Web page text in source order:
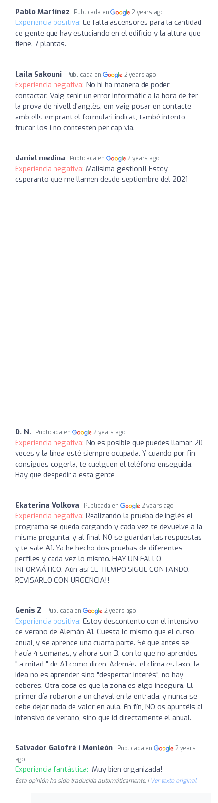
Pablo Martínez Publicada en 2 years ago
Experiencia positiva: Le falta ascensores para la cantidad
de gente que hay estudiando en el edificio y la altura que
tiene. 7 plantas.
Laila Sakouni Publicada en 2 years ago
Experiencia negativa: No hi ha manera de poder
contactar. Vaig tenir un error informàtic a la hora de fer
la prova de nivell d'anglès, em vaig posar en contacte
amb ells emprant el formulari indicat, també intento
trucar-los i no contesten per cap via.
daniel medina Publicada en 2 years ago
Experiencia negativa: Malisima gestion!! Estoy
esperanto que me llamen desde septiembre del 2021
D. N. Publicada en 2 years ago
Experiencia negativa: No es posible que puedes llamar 20
veces y la línea esté siempre ocupada. Y cuando por fin
consigues cogerla, te cuelguen el teléfono enseguida.
Hay que despedir a esta gente
Ekaterina Volkova Publicada en 2 years ago
Experiencia negativa: Realizando la prueba de inglés el
programa se queda cargando y cada vez te devuelve a la
misma pregunta, y al final NO se guardan las respuestas
y te sale A1. Ya he hecho dos pruebas de diferentes
perfiles y cada vez lo mismo. HAY UN FALLO
INFORMÁTICO. Aún así EL TIEMPO SIGUE CONTANDO.
REVISARLO CON URGENCIA!!
Genis Z Publicada en 2 years ago
Experiencia positiva: Estoy descontento con el intensivo
de verano de Alemán A1. Cuesta lo mismo que el curso
anual, y se aprende una cuarta parte. Sé que antes se
hacía 4 semanas, y ahora son 3, con lo que no aprendes
"la mitad " de A1 como dicen. Además, el clima es laxo, la
idea no es aprender sino "despertar interés", no hay
deberes. Otra cosa es que la zona es algo insegura. El
primer día robaron a un chaval en la entrada, y nunca se
debe dejar nada de valor en aula. En fín, NO os apuntéis al
intensivo de verano, sino que id directamente el anual.
Salvador Galofré i Monleón Publicada en
2 years
ago
Experiencia fantástica: ¡Muy bien organizada!
Esta opinión ha sido traducida automáticamente. | Ver texto original